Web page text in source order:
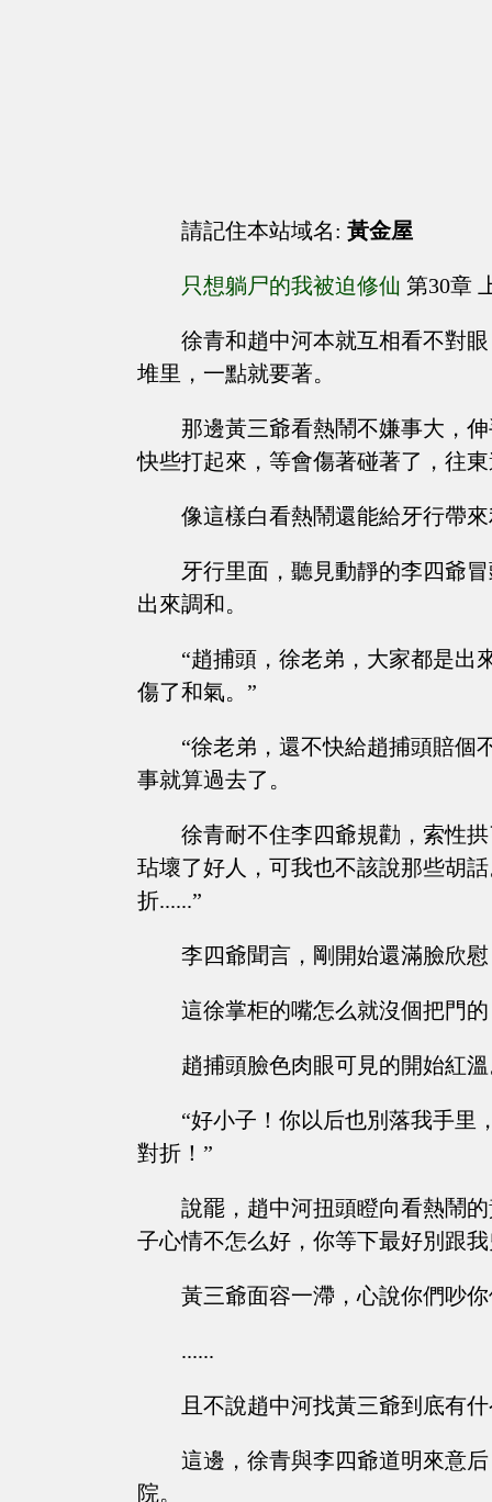
請記住本站域名: 黃金屋
只想躺尸的我被迫修仙 第30章
徐青和趙中河本就互相看不對
堆里，一點就要著。
那邊黃三爺看熱鬧不嫌事大，
快些打起來，等會傷著碰著了，往
像這樣白看熱鬧還能給牙行帶
牙行里面，聽見動靜的李四爺
出來調和。
“趙捕頭，徐老弟，大家都是出
傷了和氣。”
“徐老弟，還不快給趙捕頭賠個
事就算過去了。
徐青耐不住李四爺規勸，索性
玷壞了好人，可我也不該說那些胡
折......”
李四爺聞言，剛開始還滿臉欣
這徐掌柜的嘴怎么就沒個把門
趙捕頭臉色肉眼可見的開始紅
“好小子！你以后也別落我手里
對折！”
說罷，趙中河扭頭瞪向看熱鬧
子心情不怎么好，你等下最好別跟
黃三爺面容一滯，心說你們吵
......
且不說趙中河找黃三爺到底有
這邊，徐青與李四爺道明來意
院。